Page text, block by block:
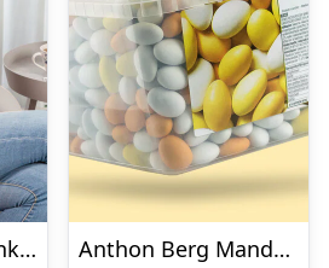
Rygmassage – Zenkuru Anthon Berg Mandelæg Bland-selv-slik 2 kg